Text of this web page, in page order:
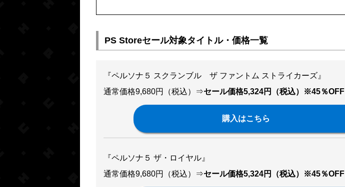
PS Storeセール対象タイトル・価格一覧
『ペルソナ５ スクランブル ザ ファントム ストライカーズ』
通常価格9,680円（税込）⇒セール価格5,324円（税込）※45％OFF
購入はこちら
『ペルソナ５ ザ・ロイヤル』
通常価格9,680円（税込）⇒セール価格5,324円（税込）※45％OFF